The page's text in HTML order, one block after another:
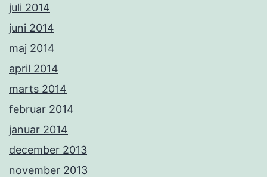
juli 2014
juni 2014
maj 2014
april 2014
marts 2014
februar 2014
januar 2014
december 2013
november 2013